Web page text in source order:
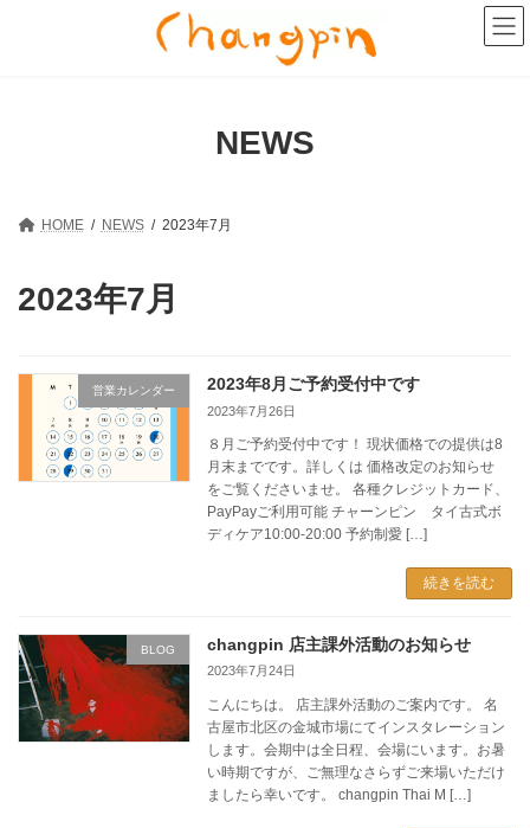
NEWS
HOME NEWS 2023年7月
2023年7月
営業カレンダー 2023年8月ご予約受付中です
2023年7月26日
８月ご予約受付中です！ 現状価格での提供は8
月末までです。詳しくは 価格改定のお知らせ
をご覧くださいませ。 各種クレジットカード、
PayPayご利用可能 チャーンピン タイ古式ボ
ディケア10:00-20:00 予約制愛 […]
続きを読む
BLOG changpin 店主課外活動のお知らせ
2023年7月24日
こんにちは。 店主課外活動のご案内です。 名
古屋市北区の金城市場にてインスタレーション
します。会期中は全日程、会場にいます。お暑
い時期ですが、ご無理なさらずご来場いただけ
ましたら幸いです。 changpin Thai M […]